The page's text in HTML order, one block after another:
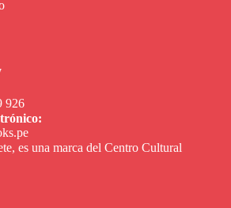
926
es una marca del Centro Cultural